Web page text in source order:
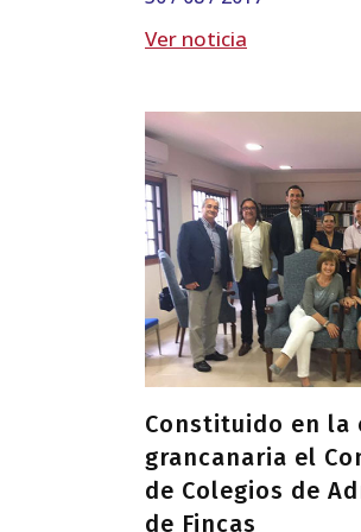
Ver noticia
Constituido en la
grancanaria el
de Colegios de
de Fincas